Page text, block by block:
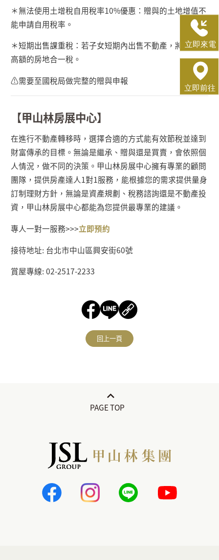
＊無法使用土增稅自用稅率10%優惠：贈與的土地增值不
能申請自用稅率。
＊短期出售課重稅：若子女短期內出售不動產，將被課上
高額的房地合一稅。
⚠需要至國稅局做完整的贈與申報
【甲山林房展中心】
在進行不動產轉移時，選擇合適的方式能有效節稅並達到
財富傳承的目標。無論是繼承、贈與還是買賣，會依照個
人情況，做不同的決策。甲山林房展中心擁有專業的顧問
團隊，提供房產達人1對1服務，能根據您的需求提供量身
訂制理財方針，無論是資產規劃、稅務諮詢還是不動產投
資，甲山林房展中心都能為您提供最專業的建議。
專人一對一服務>>>立即預約
接待地址: 台北市中山區興安街60號
賞屋專線: 02-2517-2233
回上一頁